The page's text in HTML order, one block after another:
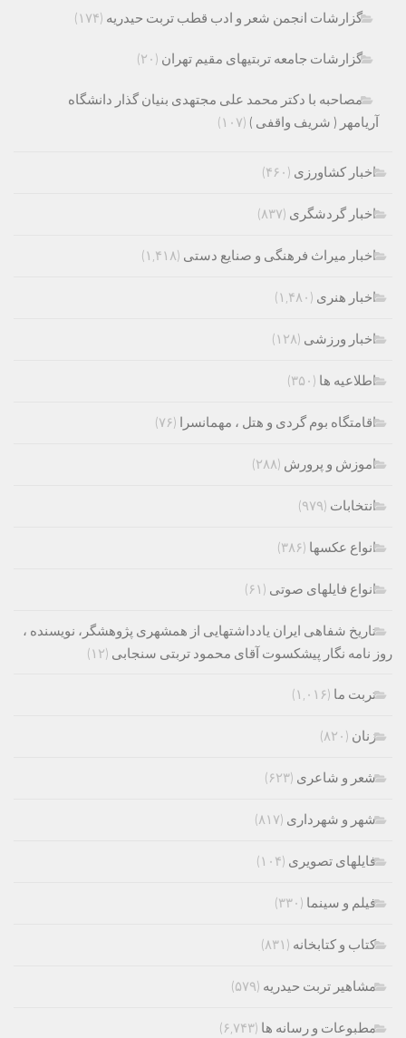
گزارشات انجمن شعر و ادب قطب تربت حیدریه (۱۷۴)
گزارشات جامعه تربتیهای مقیم تهران (۲۰)
مصاحبه با دکتر محمد علی مجتهدی بنیان گذار دانشگاه
آریامهر ( شریف واقفی ) (۱۰۷)
اخبار کشاورزی (۴۶۰)
اخبار گردشگری (۸۳۷)
اخبار میراث فرهنگی و صنایع دستی (۱,۴۱۸)
اخبار هنری (۱,۴۸۰)
اخبار ورزشی (۱۲۸)
اطلاعیه ها (۳۵۰)
اقامتگاه بوم گردی و هتل ، مهمانسرا (۷۶)
اموزش و پرورش (۲۸۸)
انتخابات (۹۷۹)
انواع عکسها (۳۸۶)
انواع فایلهای صوتی (۶۱)
تاریخ شفاهی ایران یادداشتهایی از همشهری پژوهشگر، نویسنده ،
روز نامه نگار پیشکسوت آقای محمود تربتی سنجابی (۱۲)
تربت ما (۱,۰۱۶)
زنان (۸۲۰)
شعر و شاعری (۶۲۳)
شهر و شهرداری (۸۱۷)
فایلهای تصویری (۱۰۴)
فیلم و سینما (۳۳۰)
کتاب و کتابخانه (۸۳۱)
مشاهیر تربت حیدریه (۵۷۹)
مطبوعات و رسانه ها (۶,۷۴۳)